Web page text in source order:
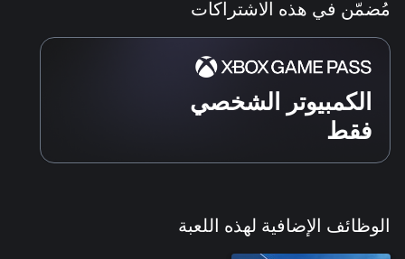
مُضمّن في هذه الاشتراكات
الكمبيوتر الشخصي
فقط
الوظائف الإضافية لهذه اللعبة